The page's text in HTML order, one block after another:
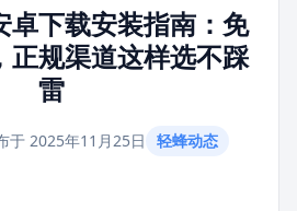
卓下载安装指南：免
正规渠道这样选不踩
雷
于 2025年11月25日 轻蜂动态